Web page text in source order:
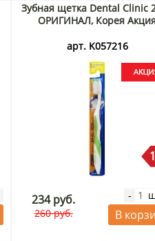
Зубная щетка Dental Clinic
ОРИГИНАЛ, Корея
арт. K057216
234 руб.
260 руб.
-
В